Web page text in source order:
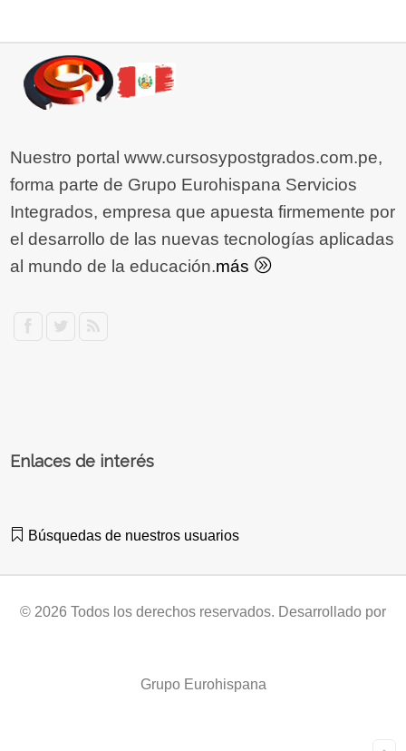
Nuestro portal www.cursosypostgrados.com.pe,
forma parte de Grupo Eurohispana Servicios
Integrados, empresa que apuesta firmemente por
el desarrollo de las nuevas tecnologías aplicadas
al mundo de la educación.más
Enlaces de interés
Búsquedas de nuestros usuarios
© 2026 Todos los derechos reservados. Desarrollado por
Grupo Eurohispana